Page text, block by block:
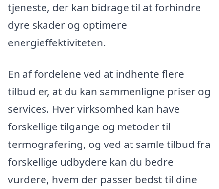
tjeneste, der kan bidrage til at forhindre
dyre skader og optimere
energieffektiviteten.
En af fordelene ved at indhente flere
tilbud er, at du kan sammenligne priser og
services. Hver virksomhed kan have
forskellige tilgange og metoder til
termografering, og ved at samle tilbud fra
forskellige udbydere kan du bedre
vurdere, hvem der passer bedst til dine